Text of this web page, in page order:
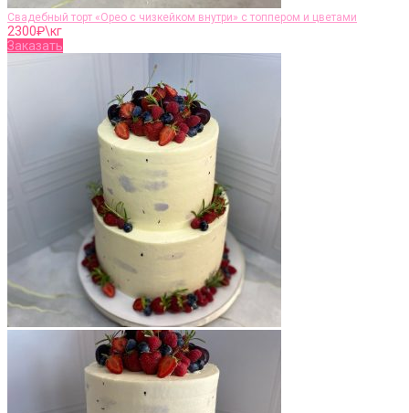
Свадебный торт «Орео с чизкейком внутри» с топпером и цветами
2300₽\кг
Заказать